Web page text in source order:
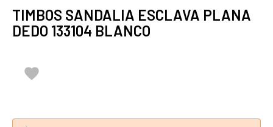
TIMBOS SANDALIA ESCLAVA PLANA
DEDO 133104 BLANCO
